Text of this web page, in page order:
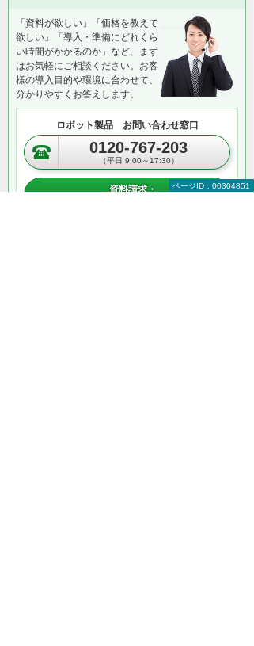
「資料が欲しい」「価格を教えて
欲しい」「導入・準備にどれくら
い時間がかかるのか」など、まず
はお気軽にご相談ください。お客
様の導入目的や環境に合わせて、
分かりやすくお答えします。
ロボット製品 お問い合わせ窓口
0120-767-203
（平日 9:00～17:30）
資料請求・
ページID：00304851